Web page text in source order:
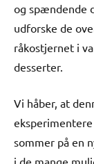
og spændende
udforske de
råkostjernet i
desserter.
Vi håber, at
sommer på en
i de mange